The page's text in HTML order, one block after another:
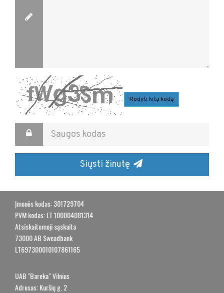
Rodyti kitą kodą
Siųsti žinutę
​Įmonės kodas: 301729704
​PVM kodas: LT 100004081314
​Atsiskaitomoji sąskaita
​73000 AB Sweadbank
​LT697300010107861165
UAB ''Bareka" Vilnius
​Adresas: Kuršių g. 2